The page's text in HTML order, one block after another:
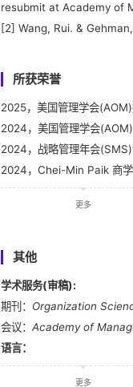
resubmit at Academy of
[2] Wang, Rui. &
所获荣誉
2025，美国管理学会
2024，美国管理学会
2024，战略管理年会
2024，Chei-Min Paik 商学
2023，GW-CIBER 职业发
更多
其他
学术服务(审稿):
期刊： Organization
会议：Academy of
语言：
Python, Stata, R, LaTeX,
更多